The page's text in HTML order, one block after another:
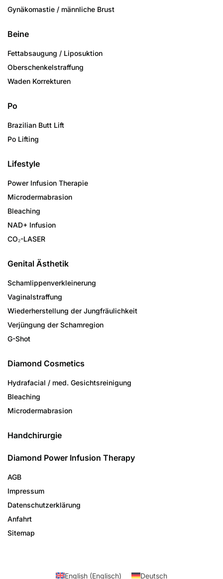
Gynäkomastie / männliche Brust
Beine
Fettabsaugung / Liposuktion
Oberschenkelstraffung
Waden Korrekturen
Po
Brazilian Butt Lift
Po Lifting
Lifestyle
Power Infusion Therapie
Microdermabrasion
Bleaching
NAD+ Infusion
CO₂-LASER
Genital Ästhetik
Schamlippenverkleinerung
Vaginalstraffung
Wiederherstellung der Jungfräulichkeit
Verjüngung der Schamregion
G-Shot
Diamond Cosmetics
Hydrafacial / med. Gesichtsreinigung
Bleaching
Microdermabrasion
Handchirurgie
Diamond Power Infusion Therapy
AGB
Impressum
Datenschutzerklärung
Anfahrt
Sitemap
English (Englisch) Deutsch